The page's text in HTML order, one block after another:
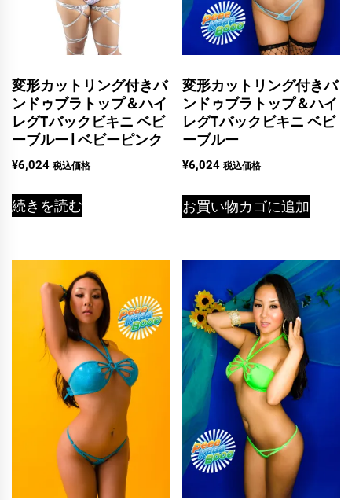
変形カットリング付きバ
ンドゥブラトップ＆ハイ
レグTバックビキニ ベビ
ーブルー | ベビーピンク
¥6,024 税込価格
続きを読む
変形カットリング付きバ
ンドゥブラトップ＆ハイ
レグTバックビキニ ベビ
ーブルー
¥6,024 税込価格
お買い物カゴに追加